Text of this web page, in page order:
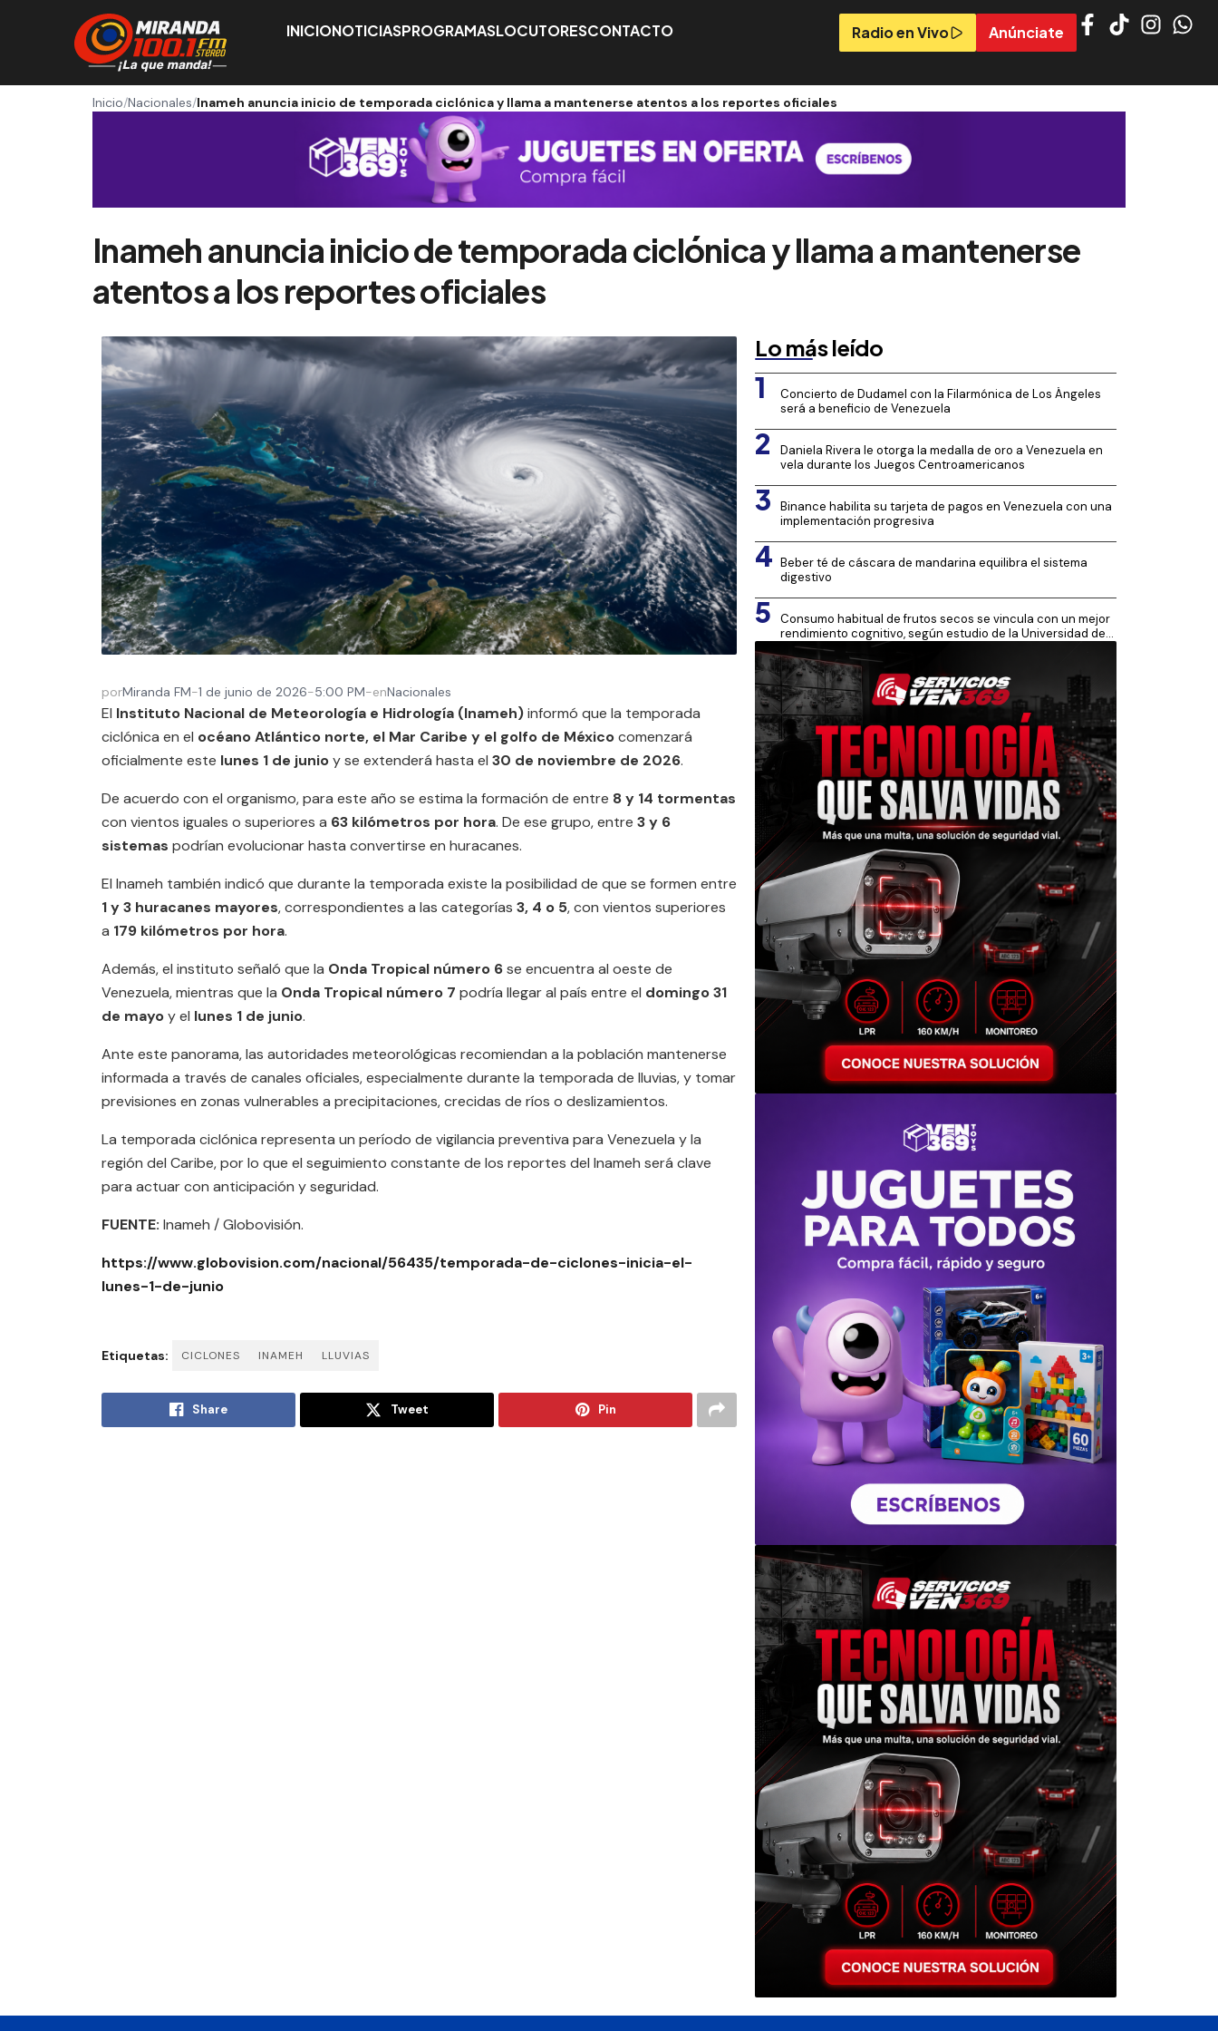
INICIONOTICIASPROGRAMASLOCUTORESCONTACTO Radio en Vivo Anúnciate
Inicio/Nacionales/Inameh anuncia inicio de temporada ciclónica y llama a mantenerse atentos a los reportes oficiales
Inameh anuncia inicio de temporada ciclónica y llama a mantenerse
atentos a los reportes oficiales
porMiranda FM-1 de junio de 2026-5:00 PM-enNacionales
El Instituto Nacional de Meteorología e Hidrología (Inameh)informó que la temporada
ciclónica en el océano Atlántico norte, el Mar Caribe y el golfo de Méxicocomenzará
oficialmente este lunes 1 de junioy se extenderá hasta el 30 de noviembre de 2026.
De acuerdo con el organismo, para este año se estima la formación de entre 8 y 14 tormentas
con vientos iguales o superiores a 63 kilómetros por hora. De ese grupo, entre 3 y 6
sistemas podrían evolucionar hasta convertirse en huracanes.
El Inameh también indicó que durante la temporada existe la posibilidad de que se formen entre
1 y 3 huracanes mayores, correspondientes a las categorías 3, 4 o 5, con vientos superiores
a 179 kilómetros por hora.
Además, el instituto señaló que la Onda Tropical número 6se encuentra al oeste de
Venezuela, mientras que la Onda Tropical número 7 podría llegar al país entre el domingo 31
de mayoy el lunes 1 de junio.
Ante este panorama, las autoridades meteorológicas recomiendan a la población mantenerse
informada a través de canales oficiales, especialmente durante la temporada de lluvias, y tomar
previsiones en zonas vulnerables a precipitaciones, crecidas de ríos o deslizamientos.
La temporada ciclónica representa un período de vigilancia preventiva para Venezuela y la
región del Caribe, por lo que el seguimiento constante de los reportes del Inameh será clave
para actuar con anticipación y seguridad.
FUENTE: Inameh / Globovisión.
https://www.globovision.com/nacional/56435/temporada-de-ciclones-inicia-el-
lunes-1-de-junio
Etiquetas: CICLONES INAMEH LLUVIAS
Share Tweet Pin
Lo más leído
1
Concierto de Dudamel con la Filarmónica de Los Ángeles
será a beneficio de Venezuela
2
Daniela Rivera le otorga la medalla de oro a Venezuela en
vela durante los Juegos Centroamericanos
3
Binance habilita su tarjeta de pagos en Venezuela con una
implementación progresiva
4 Beber té de cáscara de mandarina equilibra el sistema
digestivo
5
Consumo habitual de frutos secos se vincula con un mejor
rendimiento cognitivo, según estudio de la Universidad de
Monash